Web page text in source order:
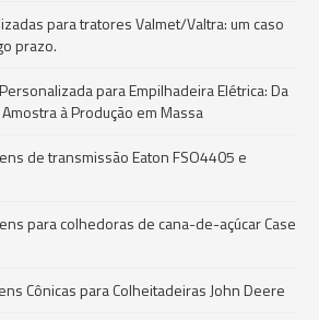
para tratores Valmet/Valtra: um caso
prazo.
para Empilhadeira Elétrica: Da
à Produção em Massa
de transmissão Eaton FSO4405 e
para colhedoras de cana-de-açúcar Case
Cônicas para Colheitadeiras John Deere